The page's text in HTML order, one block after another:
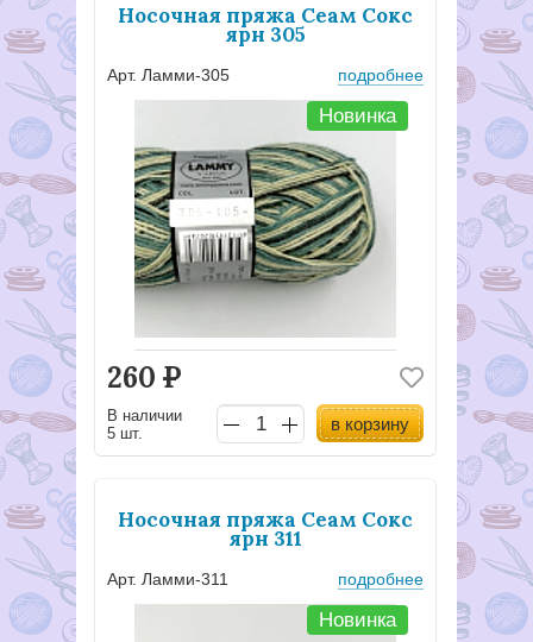
Носочная пряжа Сеам Сокс
ярн 305
Арт. Ламми-305 подробнее
Новинка
260 Р
В наличии
5 шт.
в корзину
Носочная пряжа Сеам Сокс
ярн 311
Арт. Ламми-311 подробнее
Новинка